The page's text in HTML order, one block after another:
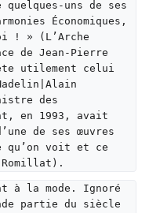
uns de ses
Économiques,
! » (L’Arche
de Jean-Pierre
utilement celui
des
en 1993, avait
de ses œuvres
voit et ce
à la mode. Ignoré
partie du siècle